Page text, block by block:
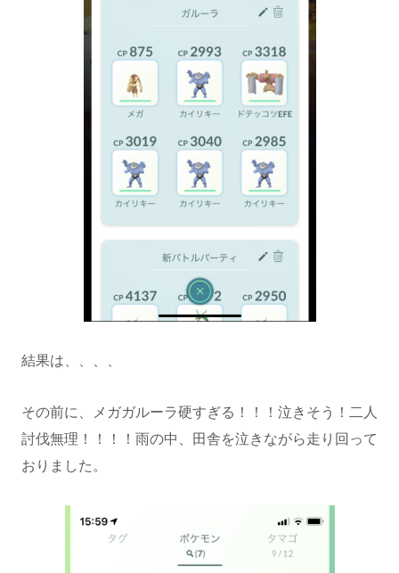
結果は、、、、
その前に、メガガルーラ硬すぎる！！！泣きそう！二人
討伐無理！！！！雨の中、田舎を泣きながら走り回って
おりました。